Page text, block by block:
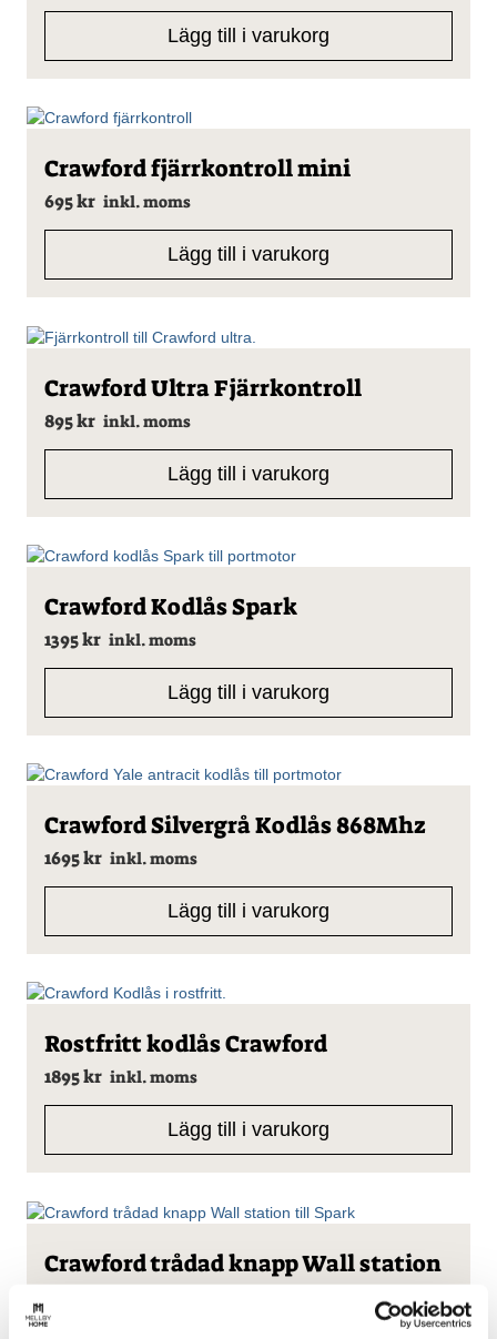
Lägg till i varukorg
Crawford fjärrkontroll mini
695kr inkl. moms
Lägg till i varukorg
Crawford Ultra Fjärrkontroll
895kr inkl. moms
Lägg till i varukorg
Crawford Kodlås Spark
1395kr inkl. moms
Lägg till i varukorg
Crawford Silvergrå Kodlås 868Mhz
1695kr inkl. moms
Lägg till i varukorg
Rostfritt kodlås Crawford
1895kr inkl. moms
Lägg till i varukorg
Crawford trådad knapp Wall station